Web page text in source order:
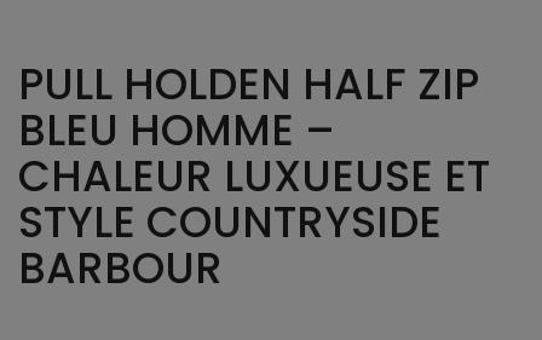
PULL HOLDEN HALF ZIP
BLEU HOMME –
CHALEUR LUXUEUSE ET
STYLE COUNTRYSIDE
BARBOUR